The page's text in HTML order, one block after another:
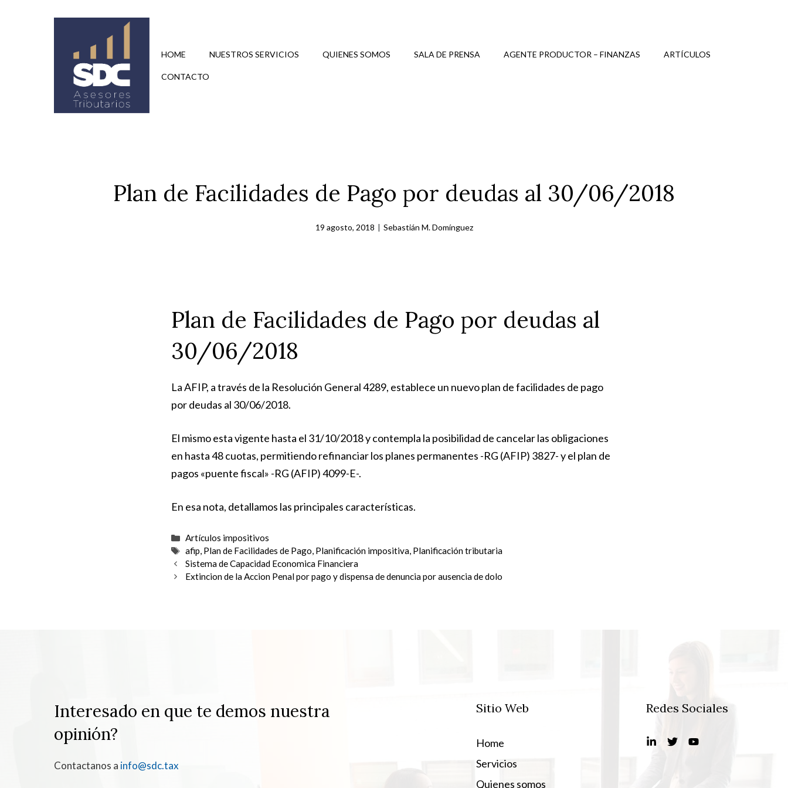
HOME NUESTROS SERVICIOS QUIENES SOMOS SALA DE PRENSA AGENTE PRODUCTOR – FINANZAS ARTÍCULOS
CONTACTO
Plan de Facilidades de Pago por deudas al 30/06/2018
19 agosto, 2018 | Sebastián M. Domínguez
Plan de Facilidades de Pago por deudas al
30/06/2018
La AFIP, a través de la Resolución General 4289, establece un nuevo plan de facilidades de pago
por deudas al 30/06/2018.
El mismo esta vigente hasta el 31/10/2018 y contempla la posibilidad de cancelar las obligaciones
en hasta 48 cuotas, permitiendo refinanciar los planes permanentes -RG (AFIP) 3827- y el plan de
pagos «puente fiscal» -RG (AFIP) 4099-E-.
En esa nota, detallamos las principales características.
Categorías
Artículos impositivos
Etiquetas
afip, Plan de Facilidades de Pago, Planificación impositiva, Planificación tributaria
Sistema de Capacidad Economica Financiera
Extincion de la Accion Penal por pago y dispensa de denuncia por ausencia de dolo
Interesado en que te demos nuestra
opinión?
Contactanos a info@sdc.tax
Sitio Web
Home
Servicios
Quienes somos
Redes Sociales